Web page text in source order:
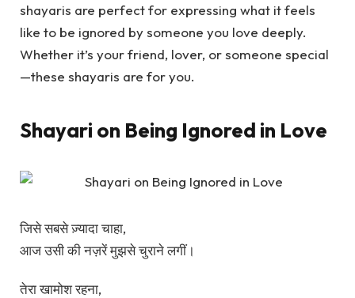
shayaris are perfect for expressing what it feels
like to be ignored by someone you love deeply.
Whether it’s your friend, lover, or someone special
—these shayaris are foryou.
Shayari on Being Ignored in Love
जिसे सबसे ज़्यादा चाहा,
आज उसी की नज़रें मुझसे चुराने लगीं।
तेरा खामोश रहना,